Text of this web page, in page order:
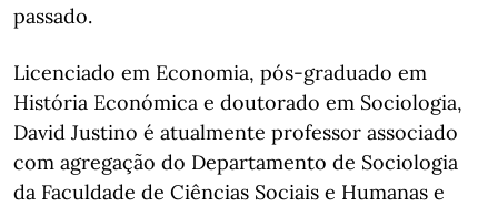
passado.
Licenciado em Economia, pós-graduado em
História Económica e doutorado em Sociologia,
David Justino é atualmente professor associado
com agregação do Departamento de Sociologia
da Faculdade de Ciências Sociais e Humanas e